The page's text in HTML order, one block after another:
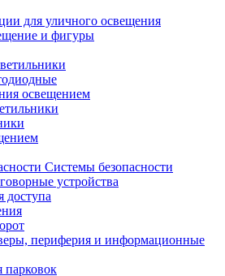
для уличного освещения
и фигуры
освещением
Системы безопасности
устройства
доступа
периферия и информационные
парковок